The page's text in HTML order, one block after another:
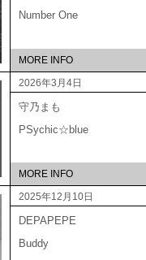
Number One
MORE INFO
2026年3月4日
守乃まも
PSychic☆blue
MORE INFO
2025年12月10日
DEPAPEPE
Buddy